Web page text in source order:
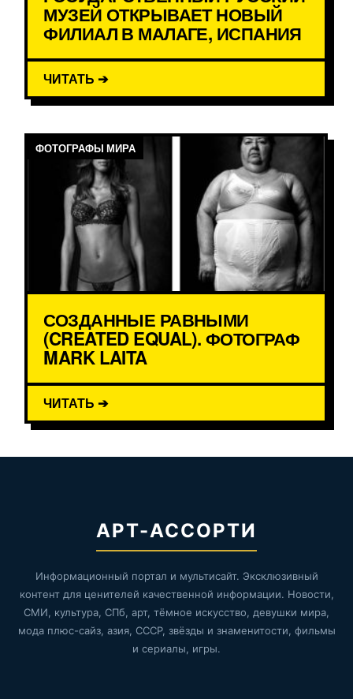
МУЗЕЙ ОТКРЫВАЕТ НОВЫЙ
ФИЛИАЛ В МАЛАГЕ, ИСПАНИЯ
ЧИТАТЬ ➔
ФОТОГРАФЫ МИРА
СОЗДАННЫЕ РАВНЫМИ
(CREATED EQUAL). ФОТОГРАФ
MARK LAITA
ЧИТАТЬ ➔
АРТ-АССОРТИ
Информационный портал и мультисайт. Эксклюзивный
контент для ценителей качественной информации. Новости,
СМИ, культура, СПб, арт, тёмное искусство, девушки мира,
мода плюс-сайз, азия, СССР, звёзды и знаменитости, фильмы
и сериалы, игры.